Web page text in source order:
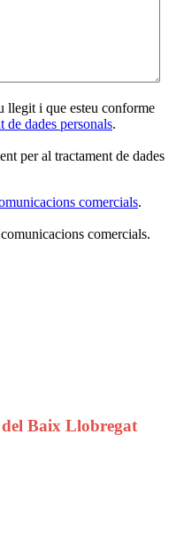
llegit i que esteu conforme
de dades personals.
per al tractament de dades
comercials.
comercials.
Baix Llobregat